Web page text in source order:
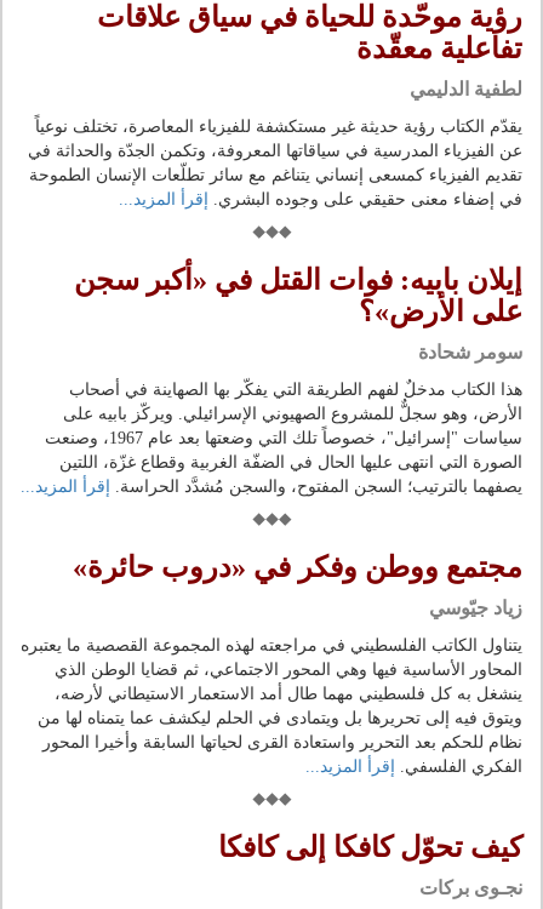
رؤية موحّدة للحياة في سياق علاقات
تفاعلية معقّدة
لطفية الدليمي
يقدّم الكتاب رؤية حديثة غير مستكشفة للفيزياء المعاصرة، تختلف نوعياً
عن الفيزياء المدرسية في سياقاتها المعروفة، وتكمن الجدّة والحداثة في
تقديم الفيزياء كمسعى إنساني يتناغم مع سائر تطلّعات الإنسان الطموحة
في إضفاء معنى حقيقي على وجوده البشري.
إقرأ المزيد...
إيلان بابيه: فوات القتل في «أكبر سجن
على الأرض»؟
سومر شحادة
هذا الكتاب مدخلٌ لفهم الطريقة التي يفكّر بها الصهاينة في أصحاب
الأرض، وهو سجلٌّ للمشروع الصهيوني الإسرائيلي. ويركّز بابيه على
سياسات "إسرائيل"، خصوصاً تلك التي وضعتها بعد عام 1967، وصنعت
الصورة التي انتهى عليها الحال في الضفّة الغربية وقطاع غزّة، اللتين
يصفهما بالترتيب؛ السجن المفتوح، والسجن مُشدَّد الحراسة.
إقرأ المزيد...
مجتمع ووطن وفكر في «دروب حائرة»
زياد جيّوسي
يتناول الكاتب الفلسطيني في مراجعته لهذه المجموعة القصصية ما يعتبره
المحاور الأساسية فيها وهي المحور الاجتماعي، ثم قضايا الوطن الذي
ينشغل به كل فلسطيني مهما طال أمد الاستعمار الاستيطاني لأرضه،
ويتوق فيه إلى تحريرها بل ويتمادى في الحلم ليكشف عما يتمناه لها من
نظام للحكم بعد التحرير واستعادة القرى لحياتها السابقة وأخيرا المحور
الفكري الفلسفي.
إقرأ المزيد...
كيف تحوّل كافكا إلى كافكا
نجـوى بركات